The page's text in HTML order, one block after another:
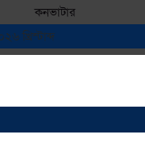
কনভাটার
খ্রিস্টাব্দ